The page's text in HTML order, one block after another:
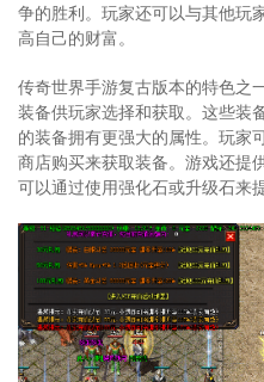
争的胜利。玩家还可以与其他玩
高自己的财富。
传奇世界手游复古版本的特色之
装备供玩家选择和获取。这些装
的装备拥有更强大的属性。玩家
商店购买来获取装备。游戏还提
可以通过使用强化石或升级石来